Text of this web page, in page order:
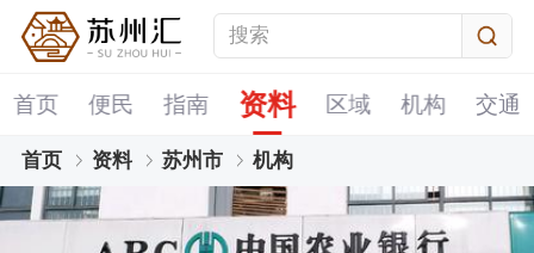
首页 便民 指南 资料 区域 机构 交通
首页 资料 苏州市 机构